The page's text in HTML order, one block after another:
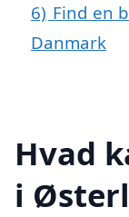
6) Find en
Danmark
Hvad
i